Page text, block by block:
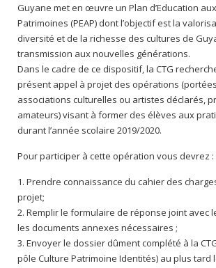
Guyane met en œuvre un Plan d’Education
Patrimoines (PEAP) dont l’objectif est la
diversité et de la richesse des cultures de
transmission aux nouvelles générations.
Dans le cadre de ce dispositif, la CTG
présent appel à projet des opérations
associations culturelles ou artistes déclarés,
amateurs) visant à former des élèves aux
durant l’année scolaire 2019/2020.
Pour participer à cette opération vous devrez :
Prendre connaissance du cahier des charges
projet;
Remplir le formulaire de réponse joint avec
les documents annexes nécessaires ;
Envoyer le dossier dûment complété à la
pôle Culture Patrimoine Identités) au plus tard